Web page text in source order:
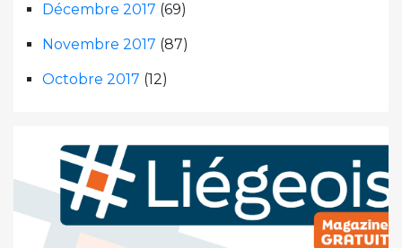
Décembre 2017 (69)
Novembre 2017 (87)
Octobre 2017 (12)